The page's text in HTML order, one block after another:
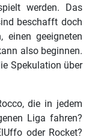
werden. Das
beschafft doch
einen geeigneten
also beginnen.
Spekulation über
die in jedem
Liga fahren?
oder Rocket?